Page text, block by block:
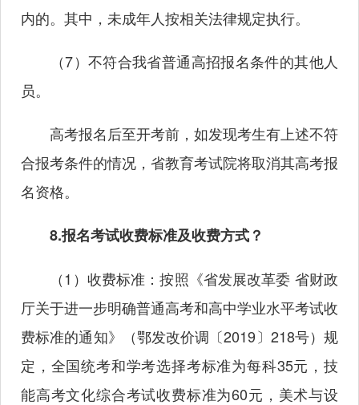
内的。其中，未成年人按相关法律规定执行。
（7）不符合我省普通高招报名条件的其他人
员。
高考报名后至开考前，如发现考生有上述不符
合报考条件的情况，省教育考试院将取消其高考报
名资格。
8.报名考试收费标准及收费方式？
（1）收费标准：按照《省发展改革委 省财政
厅关于进一步明确普通高考和高中学业水平考试收
费标准的通知》（鄂发改价调〔2019〕218号）规
定，全国统考和学考选择考标准为每科35元，技
能高考文化综合考试收费标准为60元，美术与设